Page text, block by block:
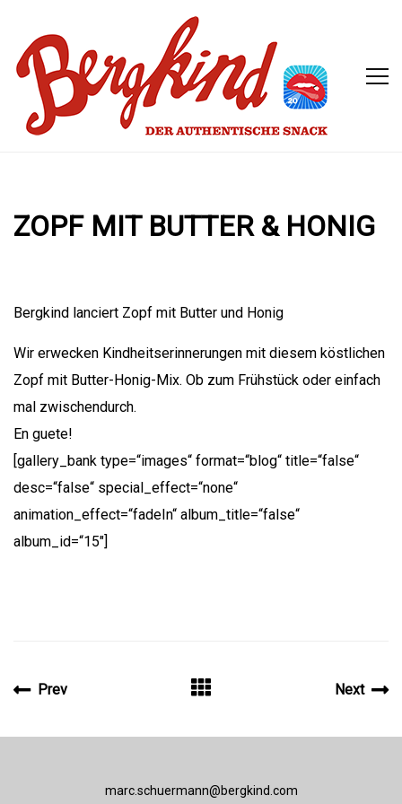
ZOPF MIT BUTTER & HONIG
Bergkind lanciert Zopf mit Butter und Honig
Wir erwecken Kindheitserinnerungen mit diesem köstlichen
Zopf mit Butter-Honig-Mix. Ob zum Frühstück oder einfach
mal zwischendurch.
En guete!
[gallery_bank type=“images“ format=“blog“ title=“false“
desc=“false“ special_effect=“none“
animation_effect=“fadeIn“ album_title=“false“
album_id=“15″]
Prev Next
marc.schuermann@bergkind.com